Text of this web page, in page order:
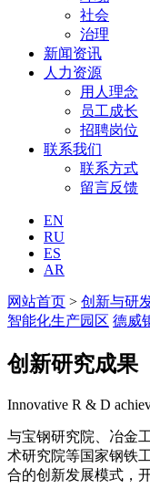
社会
治理
新闻资讯
人力资源
用人理念
员工成长
招聘岗位
联系我们
联系方式
留言反馈
EN
RU
ES
AR
网站首页 > 创新与研
智能化生产园区 德威
创新研究成果
Innovative R & D
与宝钢研究院、冶金
术研究院等国家钢铁
合的创新发展模式，